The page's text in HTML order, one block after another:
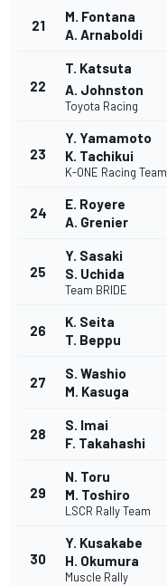
21
M. Fontana
A. Arnaboldi
22
T. Katsuta
A. Johnston
Toyota Racing
23
Y. Yamamoto
K. Tachikui
K-ONE Racing Team
24
E. Royere
A. Grenier
25
Y. Sasaki
S. Uchida
Team BRIDE
26
K. Seita
T. Beppu
27
S. Washio
M. Kasuga
28
S. Imai
F. Takahashi
29
N. Toru
M. Toshiro
LSCR Rally Team
30
Y. Kusakabe
H. Okumura
Muscle Rally